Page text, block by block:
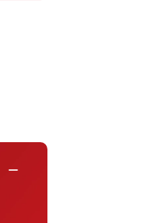
remove